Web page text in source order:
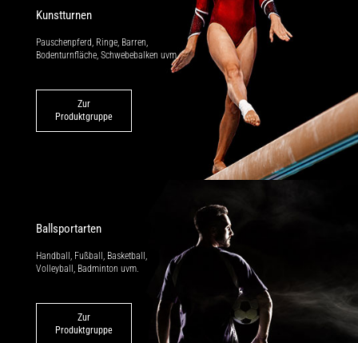
Kunstturnen
Pauschenpferd, Ringe, Barren,
Bodenturnfläche, Schwebebalken uvm.
Zur
Produktgruppe
Ballsportarten
Handball, Fußball, Basketball,
Volleyball, Badminton uvm.
Zur
Produktgruppe